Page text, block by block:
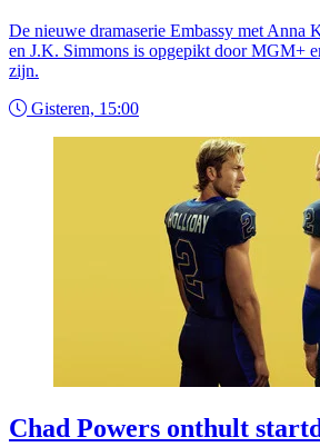
De nieuwe dramaserie Embassy met Anna
en J.K. Simmons is opgepikt door MGM+
zijn.
Gisteren, 15:00
Chad Powers onthult